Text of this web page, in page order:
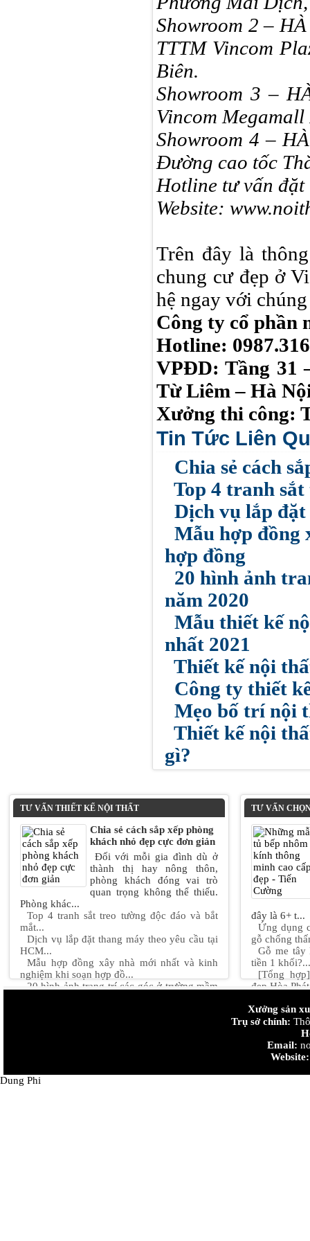
Showroom 2 –
TTTM Vincom
Biên.
Showroom 3 –
Vincom
Showroom 4 –
Đường cao tốc
Hotline tư vấn
Website:
Trên đây là
chung cư đẹp ở
hệ ngay với
Công ty cổ phần
Hotline:
VPĐD: Tầng 31
Từ Liêm – Hà
Xưởng thi công:
Tin Tức Liên
Chia sẻ cách
Top 4 tranh
Dịch vụ lắp
Mẫu hợp đồng
hợp đồng
20 hình ảnh
năm 2020
Mẫu thiết kế
nhất 2021
Thiết kế nội
Công ty thiết
Mẹo bố trí nội
Thiết kế nội
gì?
TƯ VẤN THIẾT KẾ NỘI THẤT
Chia sẻ cách sắp xếp phòng
khách nhỏ đẹp cực đơn giản
Đối với mỗi gia đình dù ở
thành thị hay nông thôn,
phòng khách đóng vai trò
quan trọng không thể thiếu.
Phòng khác...
Top 4 tranh sắt treo tường độc đáo và bắt
mắt...
Dịch vụ lắp đặt thang máy theo yêu cầu tại
HCM...
Mẫu hợp đồng xây nhà mới nhất và kinh
nghiệm khi soạn hợp đồ...
20 hình ảnh trang trí các góc ở trường mầm
TƯ VẤN
đây là 6+ t...
Ứng dụng
gỗ chống
Gỗ me tây
tiền 1 khối?...
[Tổng
đẹp Hòa
bê tông...
Thiết kế
Cách
trong nhà...
Xưởng sản
Trụ sở chính:
Email:
Website:
Dung Phi